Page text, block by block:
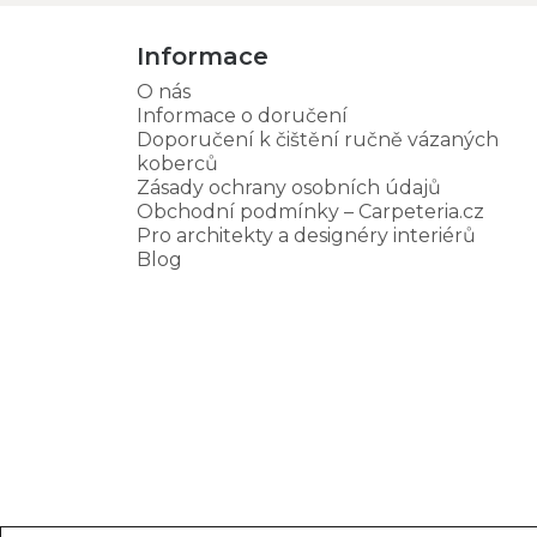
Informace
O nás
Informace o doručení
Doporučení k čištění ručně vázaných
koberců
Zásady ochrany osobních údajů
Obchodní podmínky – Carpeteria.cz
Pro architekty a designéry interiérů
Blog